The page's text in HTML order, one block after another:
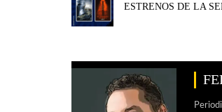
ESTRENOS DE LA